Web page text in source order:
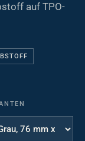
auf TPO-